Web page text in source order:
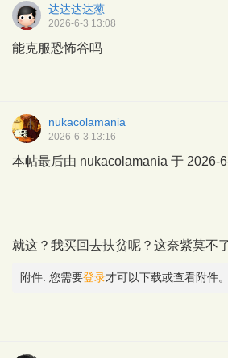
达达达达葱
2026-6-3 13:08
能克服恐怖谷吗
nukacolamania
2026-6-3 13:16
本帖最后由 nukacolamania 于 2026-
就这？我买回去扶贫呢？这奈紫莫不
附件: 您需要登录才可以下载或查看附件